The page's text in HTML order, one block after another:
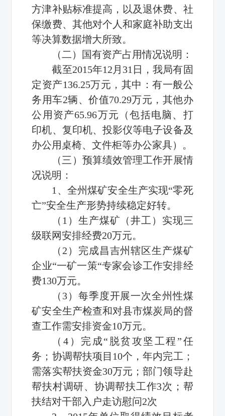
方津补贴标准提高，以及退休费、社
保缴费、其他对个人和家庭补助支出
等决算数据增大所致。
（二）国有资产占用情况说明：
截至2015年12月31日，我局有固
定资产136.25万元，其中：有一般公
务用车2辆、价值70.29万元，其他办
公用资产65.96万元（包括电脑、打
印机、复印机、投影仪等电子设备及
办公用桌椅、文件柜等办公家具）。
（三）预算绩效管理工作开展情
况说明：
1、全州煤矿安全生产实现“零死
亡”安全生产形势持续稳定好转。
（1）生产煤矿（井工）实现三
级联网安排经费20万元。
（2）完成昌吉州辖区生产煤矿
企业“一矿一策“专家会诊工作安排经
费130万元。
（3）每季度开展一次全州性煤
矿安全生产检查和对县市煤炭局的督
查工作需安排资金10万元。
（4）完成“脱贫攻坚工程”任
务；协调帮扶项目10个，年内完工；
需落实帮扶资金30万元；部门领导赴
帮扶村调研、协调帮扶工作3次；帮
扶结对干部入户走访慰问2次